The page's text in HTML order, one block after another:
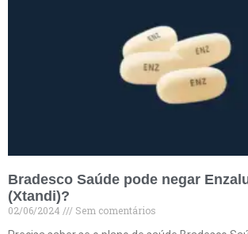
Bradesco Saúde pode negar
(Xtandi)?
02/06/2024
Sem comentários